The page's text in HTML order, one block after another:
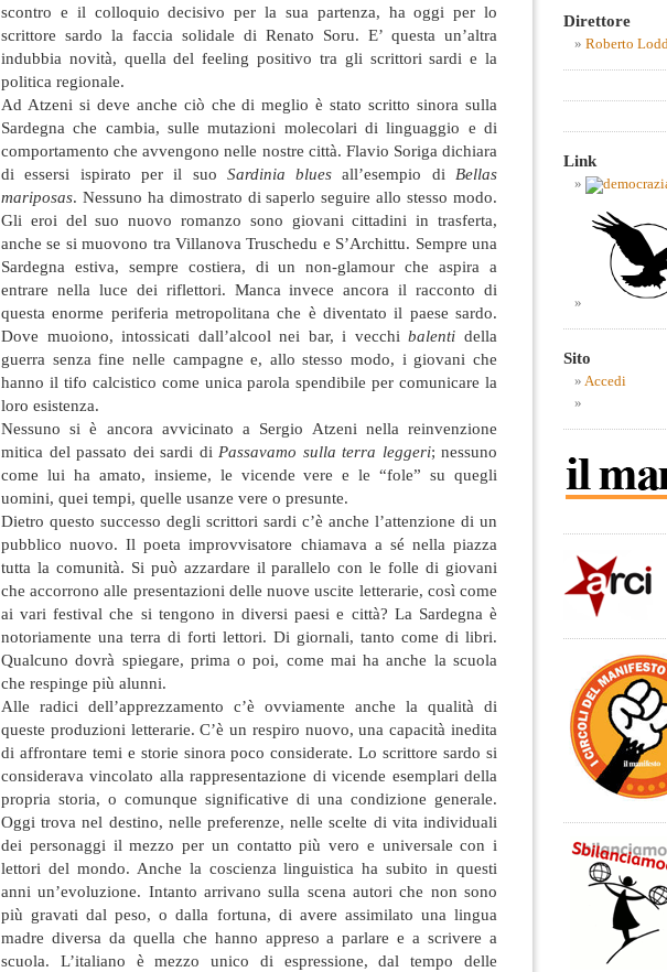
scontro e il colloquio decisivo per la sua partenza, ha oggi per lo
scrittore sardo la faccia solidale di Renato Soru. E’ questa un’altra
indubbia novità, quella del feeling positivo tra gli scrittori sardi e la
politica regionale.
Ad Atzeni si deve anche ciò che di meglio è stato scritto sinora sulla
Sardegna che cambia, sulle mutazioni molecolari di linguaggio e di
comportamento che avvengono nelle nostre città. Flavio Soriga dichiara
di essersi ispirato per il suo Sardinia bluesall’esempio di Bellas
mariposas. Nessuno ha dimostrato di saperlo seguire allo stesso modo.
Gli eroi del suo nuovo romanzo sono giovani cittadini in trasferta,
anche se si muovono tra Villanova Truschedu e S’Archittu. Sempre una
Sardegna estiva, sempre costiera, di un non-glamour che aspira a
entrare nella luce dei riflettori. Manca invece ancora il racconto di
questa enorme periferia metropolitana che è diventato il paese sardo.
Dove muoiono, intossicati dall’alcool nei bar, i vecchibalenti della
guerra senza fine nelle campagne e, allo stesso modo, i giovani che
hanno il tifo calcistico come unica parola spendibile per comunicare la
loro esistenza.
Nessuno si è ancora avvicinato a Sergio Atzeni nella reinvenzione
mitica del passato dei sardi di Passavamo sulla terra leggeri; nessuno
come lui ha amato, insieme, le vicende vere e le “fole” su quegli
uomini, quei tempi, quelle usanze vere o presunte.
Dietro questo successo degli scrittori sardi c’è anche l’attenzione di un
pubblico nuovo. Il poeta improvvisatore chiamava a sé nella piazza
tutta la comunità. Si può azzardare il parallelo con le folle di giovani
che accorrono alle presentazioni delle nuove uscite letterarie, così come
ai vari festival che si tengono in diversi paesi e città? La Sardegna è
notoriamente una terra di forti lettori. Di giornali, tanto come di libri.
Qualcuno dovrà spiegare, prima o poi, come mai ha anche la scuola
che respinge più alunni.
Alle radici dell’apprezzamento c’è ovviamente anche la qualità di
queste produzioni letterarie. C’è un respiro nuovo, una capacità inedita
di affrontare temi e storie sinora poco considerate. Lo scrittore sardo si
considerava vincolato alla rappresentazione di vicende esemplari della
propria storia, o comunque significative di una condizione generale.
Oggi trova nel destino, nelle preferenze, nelle scelte di vita individuali
dei personaggi il mezzo per un contatto più vero e universale con i
lettori del mondo. Anche la coscienza linguistica ha subito in questi
anni un’evoluzione. Intanto arrivano sulla scena autori che non sono
più gravati dal peso, o dalla fortuna, di avere assimilato una lingua
madre diversa da quella che hanno appreso a parlare e a scrivere a
scuola. L’italiano è mezzo unico di espressione, dal tempo delle
Direttore
Roberto
Link
Sito
Accedi